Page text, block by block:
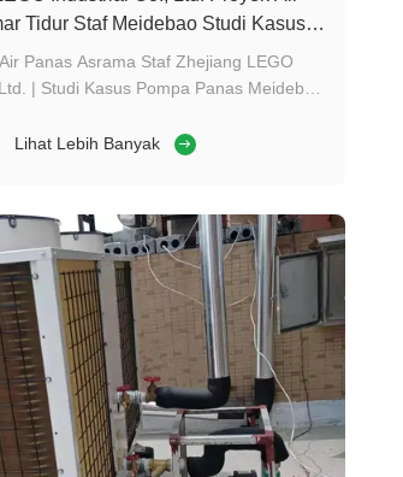
Tidur Staf Meidebao Studi Kasus
Pompa Panas
Panas Asrama Staf Zhejiang LEGO
| Studi Kasus Pompa Panas Meidebao
Air Panas Pompa Panas Sumber Udara
Lihat Lebih Banyak